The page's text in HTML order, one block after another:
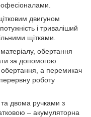
двигуном
і триваліший
щітками.
обертання
за допомогою
обертання, а перемикач
роботу
двома ручками з
– акумуляторна